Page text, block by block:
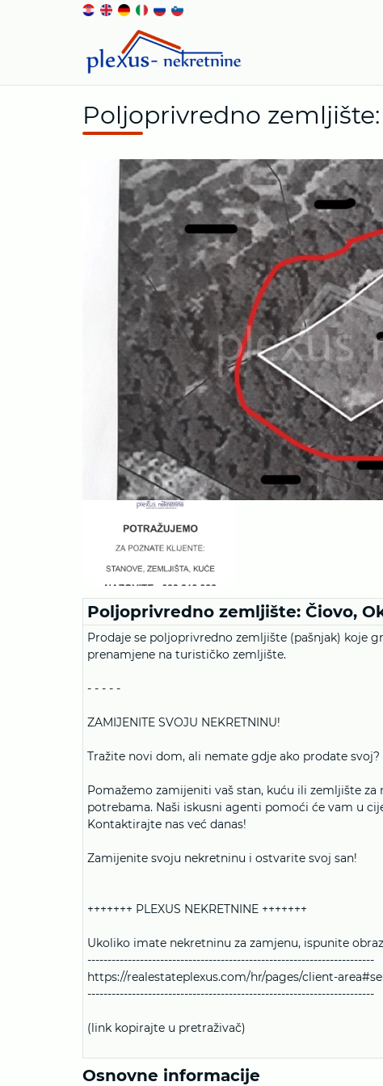
Poljoprivredno
Poljoprivredno zemljište: Čiovo,
Prodaje se poljoprivredno zemljište (pašnjak) koje
prenamjene na turističko zemljište.
- - - - -
ZAMIJENITE SVOJU NEKRETNINU!
Tražite novi dom, ali nemate gdje ako prodate svoj?
Pomažemo zamijeniti vaš stan, kuću ili zemljište
potrebama. Naši iskusni agenti pomoći će vam u
Kontaktirajte nas već danas!
Zamijenite svoju nekretninu i ostvarite svoj san!
+++++++ PLEXUS NEKRETNINE +++++++
Ukoliko imate nekretninu za zamjenu, ispunite
-----------------------------------------------------------------------
https://realestateplexus.com/hr/pages/client-
-----------------------------------------------------------------------
(link kopirajte u pretraživač)
Osnovne informacije